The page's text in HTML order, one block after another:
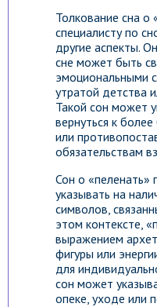
Толкование сна о
специалисту по
другие аспекты.
сне может быть
эмоциональными
утратой детства
Такой сон может
вернуться к
или
обязательствам
Сон о
указывать на
символов,
этом контексте,
выражением
фигуры или
для
сон может
опеке, уходе или